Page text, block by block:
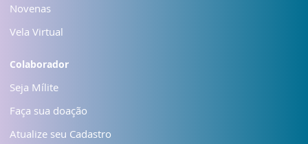
Novenas
Vela Virtual
Colaborador
Seja Mílite
Faça sua doação
Atualize seu Cadastro